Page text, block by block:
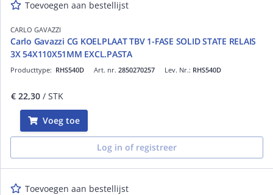
Toevoegen aan bestellijst
CARLO GAVAZZI
Carlo Gavazzi CG KOELPLAAT TBV 1-FASE SOLID STATE RELAIS
3X 54X110X51MM EXCL.PASTA
Art. nr. 2850270257
Producttype: RHS540D Lev. Nr.: RHS540D
€ 22,30 / STK
Voeg toe
Log in of registreer
Toevoegen aan bestellijst